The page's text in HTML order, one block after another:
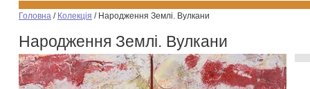
Головна / Колекція / Народження Землі. Вулкани
Народження Землі. Вулкани